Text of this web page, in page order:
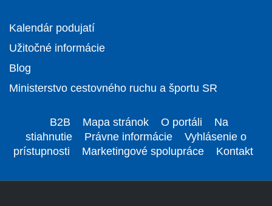
Kalendár podujatí
Užitočné informácie
Blog
Ministerstvo cestovného ruchu a športu SR
B2B Mapa stránok O portáli
Na
stiahnutie
Právne informácie
Vyhlásenie o
prístupnosti
Marketingové spolupráce Kontakt